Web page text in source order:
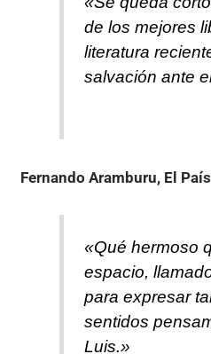
de los mejores
literatura
salvación ante
Fernando Aramburu, El País
«Qué hermoso
espacio,
para expresar
sentidos
Luis.»